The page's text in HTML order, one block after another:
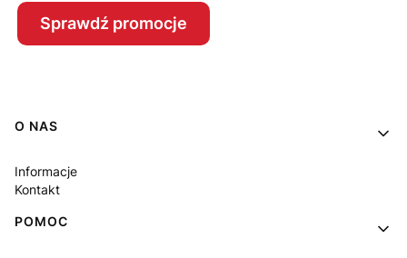
Sprawdź promocje
Linki w stopce
O NAS
Informacje
Kontakt
POMOC